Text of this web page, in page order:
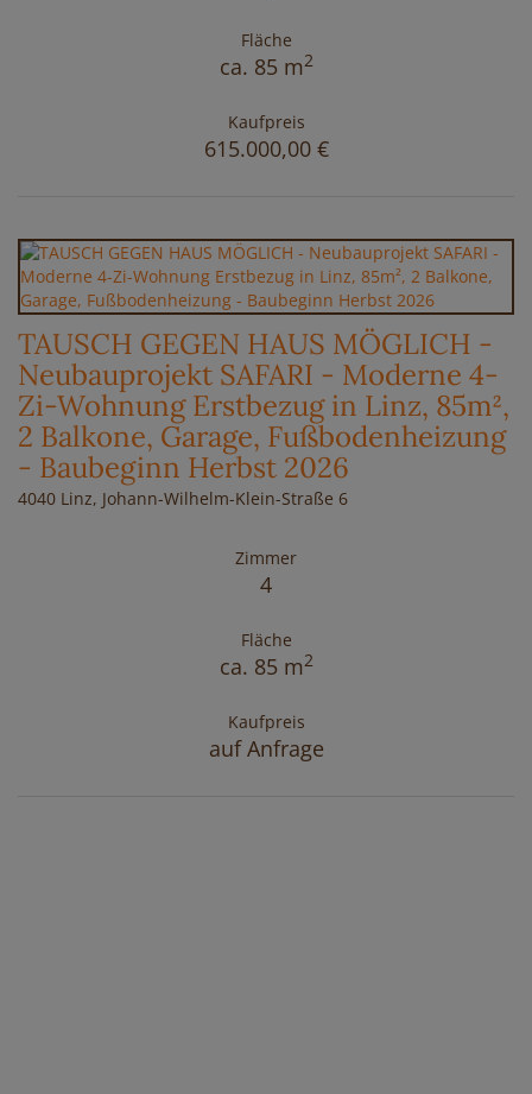
Fläche
ca. 85 m2
Kaufpreis
615.000,00 €
TAUSCH GEGEN HAUS MÖGLICH -
Neubauprojekt SAFARI - Moderne 4-
Zi-Wohnung Erstbezug in Linz, 85m²,
2 Balkone, Garage, Fußbodenheizung
- Baubeginn Herbst 2026
4040 Linz, Johann-Wilhelm-Klein-Straße 6
Zimmer
4
Fläche
ca. 85 m2
Kaufpreis
auf Anfrage